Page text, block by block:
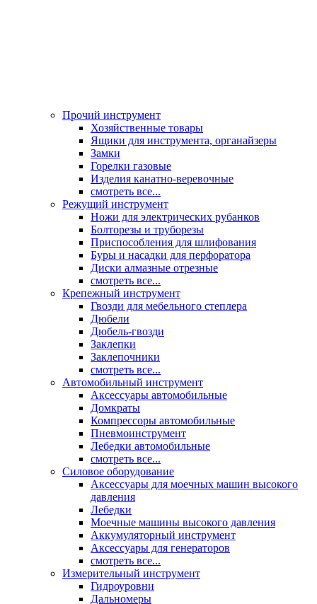
Прочий инструмент
Хозяйственные товары
Ящики для инструмента, органайзеры
Замки
Горелки газовые
Изделия канатно-веревочные
смотреть все...
Режущий инструмент
Ножи для электрических рубанков
Болторезы и труборезы
Приспособления для шлифования
Буры и насадки для перфоратора
Диски алмазные отрезные
смотреть все...
Крепежный инструмент
Гвозди для мебельного степлера
Дюбели
Дюбель-гвозди
Заклепки
Заклепочники
смотреть все...
Автомобильный инструмент
Аксессуары автомобильные
Домкраты
Компрессоры автомобильные
Пневмоинструмент
Лебедки автомобильные
смотреть все...
Силовое оборудование
Аксессуары для моечных машин высокого
давления
Лебедки
Моечные машины высокого давления
Аккумуляторный инструмент
Аксессуары для генераторов
смотреть все...
Измерительный инструмент
Гидроуровни
Дальномеры